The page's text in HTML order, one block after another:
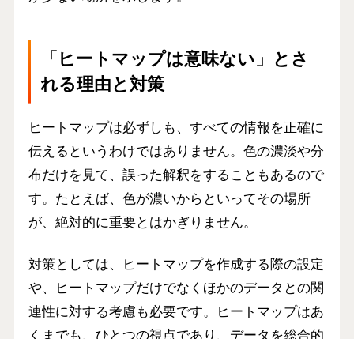
「ヒートマップは意味ない」とさ
れる理由と対策
ヒートマップは必ずしも、すべての情報を正確に
伝えるというわけではありません。色の濃淡や分
布だけを見て、誤った解釈をすることもあるので
す。たとえば、色が濃いからといってその場所
が、絶対的に重要とはかぎりません。
対策としては、ヒートマップを作成する際の設定
や、ヒートマップだけでなくほかのデータとの関
連性に対する考慮も必要です。ヒートマップはあ
くまでも、 ひとつの視点であり、データを総合的